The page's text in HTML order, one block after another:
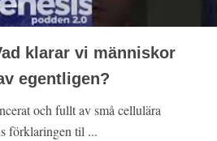
klarar vi människor
egentligen?
och fullt av små cellulära
förklaringen til ...